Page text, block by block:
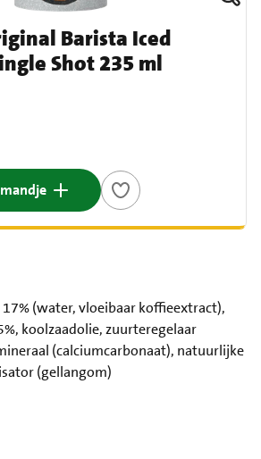
Barista Iced
Shot 235 ml
(water, vloeibaar koffieextract),
koolzaadolie, zuurteregelaar
(calciumcarbonaat), natuurlijke
(gellangom)